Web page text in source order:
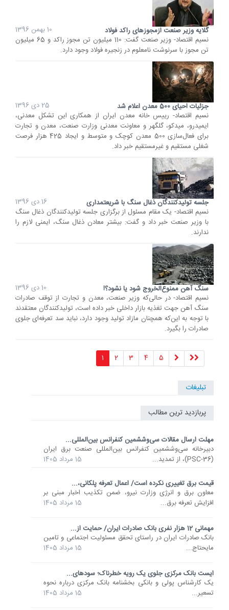
گلایه وزیر صنعت ازمجوزهای راکد فولاد
10 بهمن 1396
نسیم اقتصاد- وزیر صنعت گفت: 110 میلیون تن مجوز راکد و 65 میلیون
تن مجوز با سرنوشت نامعلوم در زنجیره فولاد وجود دارد.
جزئیات احیای 500 معدن اعلام شد
25 دی 1396
نسیم اقتصاد- رییس خانه معدن ایران از همکاری این تشکل معدنی،
ایمیدرو، میدکو، گلگهر و معاونت معدنی وزارت صنعت، معدن و تجارت
برای فعال‌سازی 500 معدن کوچک و متوسط و ایجاد 425 هزار فرصت
شغلی مستقیم و غیرمستقیم خبر داد.
جلسه تولیدکنندگان ذغال سنگ با شریعتمداری
16 دی 1396
نسیم اقتصاد- یک مقام مسئول از برگزاری جلسه تولیدکنندگان ذغال سنگ
با وزیر صنعت خبر داد و گفت: بیشتر معادن ذغال سنگ، ایمنی لازم را
ندارند.
سنگ آهن ممنوع‌الخروج شود یا نشود؟!
10 دی 1396
نسیم اقتصاد- در حالی‌که وزیر صنعت، معدن و تجارت از توقف صادرات
سنگ آهن جهت تغذیه بازار داخلی خبر داده است، تولیدکنندگان معتقدند
با توجه به این‌که همچنان مازاد تولید وجود دارد، نباید سد تعرفه‌ای جلوی
صادرات را بگیرد.
1 2 3 4 5
تبلیغات
پربازدید ترین مطالب
مهلت ارسال مقالات سی‌وششمین کنفرانس بین‌المللی...
دبیرخانه سی‌وششمین کنفرانس بین‌المللی صنعت برق ایران
(PSC-36)، از تمدید...
15 مرداد 1405
قیمت برق تغییری نکرده است/ اعمال تعرفه پلکانی،...
معاون برق و انرژی وزارت نیرو، ضمن تکذیب اخبار مبنی بر
افزایش تعرفه برق...
15 مرداد 1405
مهمانی 12 هزار نفری بانک صادرات ایران/ حمایت از...
​بانک صادرات ایران در راستای تحقق مسئولیت اجتماعی و تامین
مایحتاج...
15 مرداد 1405
ایست بانک مرکزی جلوی یک رویه خطرناک؛ سودهای...
یک کارشناس پولی و بانکی بخشنامه بانک مرکزی درباره نحوه
تسعیر...
15 مرداد 1405